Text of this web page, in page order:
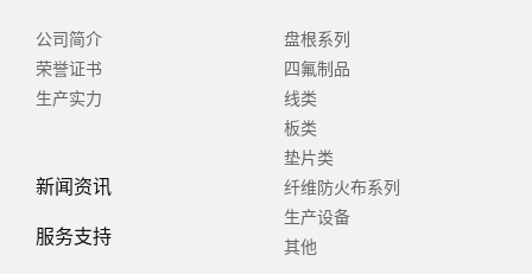
公司简介
荣誉证书
生产实力
新闻资讯
服务支持
盘根系列
四氟制品
线类
板类
垫片类
纤维防火布系列
生产设备
其他